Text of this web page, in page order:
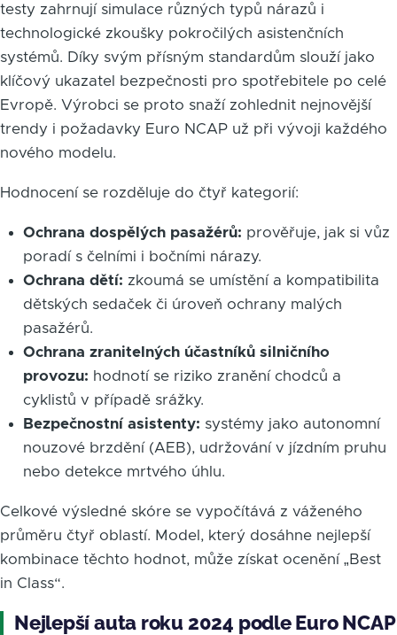
testy zahrnují simulace různých typů nárazů i
technologické zkoušky pokročilých asistenčních
systémů. Díky svým přísným standardům slouží jako
klíčový ukazatel bezpečnosti pro spotřebitele po celé
Evropě. Výrobci se proto snaží zohlednit nejnovější
trendy i požadavky Euro NCAP už při vývoji každého
nového modelu.
Hodnocení se rozděluje do čtyř kategorií:
Ochrana dospělých pasažérů: prověřuje, jak si vůz
poradí s čelními i bočními nárazy.
Ochrana dětí: zkoumá se umístění a kompatibilita
dětských sedaček či úroveň ochrany malých
pasažérů.
Ochrana zranitelných účastníků silničního
provozu: hodnotí se riziko zranění chodců a
cyklistů v případě srážky.
Bezpečnostní asistenty: systémy jako autonomní
nouzové brzdění (AEB), udržování v jízdním pruhu
nebo detekce mrtvého úhlu.
Celkové výsledné skóre se vypočítává z váženého
průměru čtyř oblastí. Model, který dosáhne nejlepší
kombinace těchto hodnot, může získat ocenění „Best
in Class“.
Nejlepší auta roku 2024 podle Euro NCAP